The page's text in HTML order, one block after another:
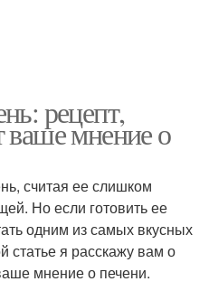
рецепт,
ваше мнение о
считая ее слишком
Но если готовить ее
одним из самых вкусных
статье я расскажу вам о
мнение о печени.